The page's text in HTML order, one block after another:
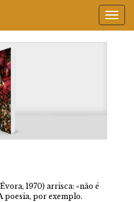
1970) arrisca: «não é
poesia, por exemplo.